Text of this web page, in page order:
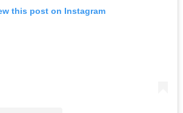
this post on Instagram